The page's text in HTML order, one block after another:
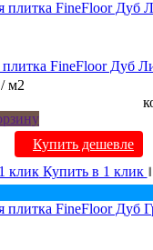
FineFloor Дуб
/ м2
Купить дешевле
Купить в 1 клик